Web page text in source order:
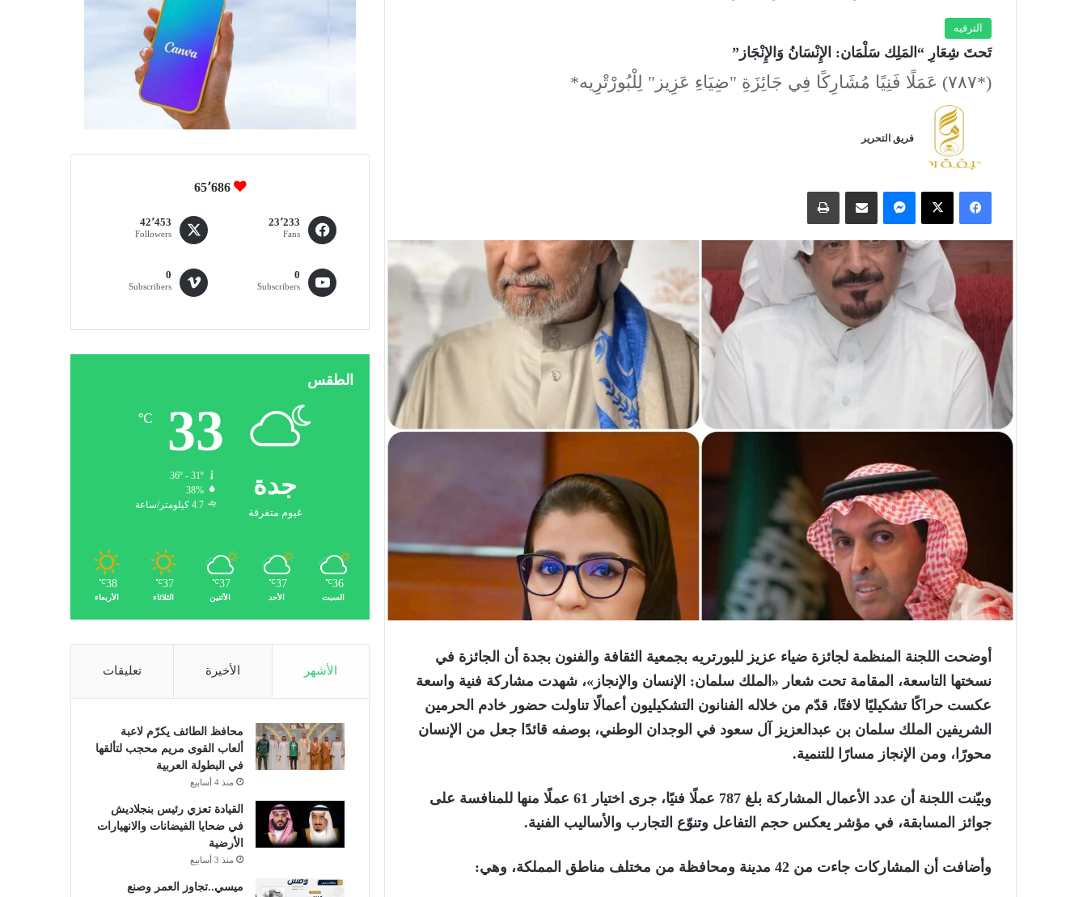
الترفيه
تَحتَ شِعَارِ “المَلِك سَلْمَان: الإِنْسَانُ وَالإِنْجَاز”
​(*٧٨٧) عَمَلًا فَنِيًا مُشَارِكًا فِي جَائِزَةِ "ضِيَاءِ عَزِيز" لِلْبُورْتْرِيه*
فريق التحرير
فيسبوك ‫X
أوضحت اللجنة المنظمة لجائزة ضياء عزيز للبورتريه بجمعية الثقافة والفنون بجدة أن الجائزة في
نسختها التاسعة، المقامة تحت شعار «الملك سلمان: الإنسان والإنجاز»، شهدت مشاركة فنية واسعة
عكست حراكًا تشكيليًا لافتًا، قدّم من خلاله الفنانون التشكيليون أعمالًا تناولت حضور خادم الحرمين
الشريفين الملك سلمان بن عبدالعزيز آل سعود في الوجدان الوطني، بوصفه قائدًا جعل من الإنسان
محورًا، ومن الإنجاز مسارًا للتنمية.
وبيّنت اللجنة أن عدد الأعمال المشاركة بلغ 787 عملًا فنيًا، جرى اختيار 61 عملًا منها للمنافسة على
جوائز المسابقة، في مؤشر يعكس حجم التفاعل وتنوّع التجارب والأساليب الفنية.
وأضافت أن المشاركات جاءت من 42 مدينة ومحافظة من مختلف مناطق المملكة، وهي:
65٬686
23٬233
Fans
42٬453
Followers
0
Subscribers
0
Subscribers
الطقس
جدة
غيوم متفرقة
33
℃
36º - 31º
38%
4.7 كيلومتر/ساعة
36
℃
السبت
37
℃
الأحد
37
℃
الأثنين
37
℃
الثلاثاء
38
℃
الأربعاء
الأشهر الأخيرة تعليقات
محافظ الطائف يكرّم لاعبة
ألعاب القوى مريم محجب لتألقها
في البطولة العربية
منذ 4 أسابيع
القيادة تعزي رئيس بنجلاديش
في ضحايا الفيضانات والانهيارات
الأرضية
منذ 3 أسابيع
ميسي..تجاوز العمر وصنع